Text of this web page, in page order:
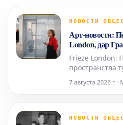
НОВОСТИ
Арт-новости:
London, дар
Gagosian
Frieze London:
пространства
омрачается
7 августа 2026 г.
НОВОСТИ